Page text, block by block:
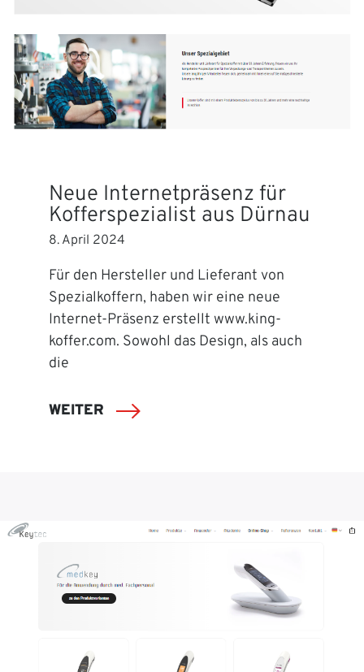
Neue Internetpräsenz für
Kofferspezialist aus Dürnau
8. April 2024
Für den Hersteller und Lieferant von
Spezialkoffern, haben wir eine neue
Internet-Präsenz erstellt www.king-
koffer.com. Sowohl das Design, als auch
die
WEITER